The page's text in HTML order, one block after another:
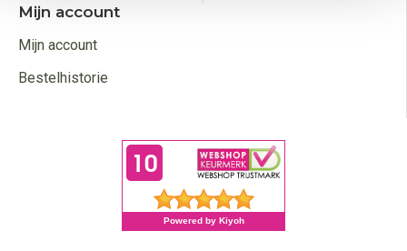
Mijn account
Mijn account
Bestelhistorie